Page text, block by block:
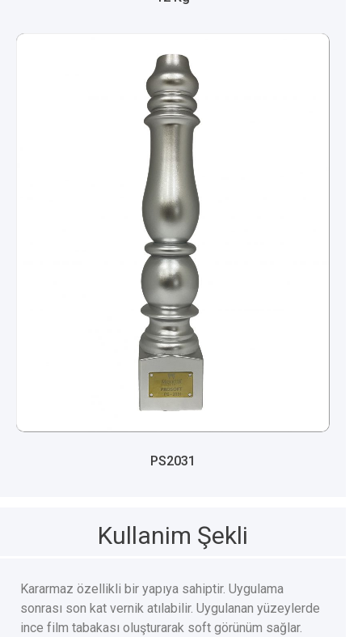
PS2031
Kullanim Şekli
Kararmaz özellikli bir yapıya sahiptir. Uygulama
sonrası son kat vernik atılabilir. Uygulanan yüzeylerde
ince film tabakası oluşturarak soft görünüm sağlar.